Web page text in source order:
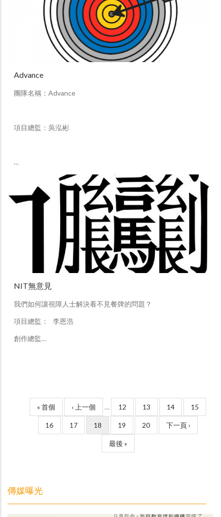
Advance
團隊名稱：Advance
項目總監：吳泓彬
…
NIT無意見
我們如何讓視障人士解決看不見餐牌的問題？
項目總監： 李恩浩
創作總監…
PaginationFirst
page
« 首個
上
一
‹ 上一個 … Page
12 Page
13 Page
14 Page
15
Page
16 Page
17
目
18 Page
19 Page
20
下
下一頁 ›
Last
最後 »
傳媒曝光